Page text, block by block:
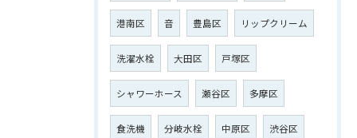
港南区 音 豊島区 リップクリーム
洗濯水栓 大田区 戸塚区
シャワーホース 瀬谷区 多摩区
食洗機 分岐水栓 中原区 渋谷区